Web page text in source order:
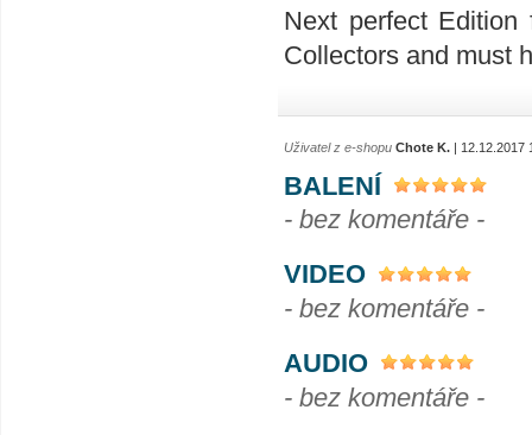
Next perfect
Collectors and must
Uživatel z e-shopu Chote K. | 12.12.2017
BALENÍ
- bez komentáře -
VIDEO
- bez komentáře -
AUDIO
- bez komentáře -